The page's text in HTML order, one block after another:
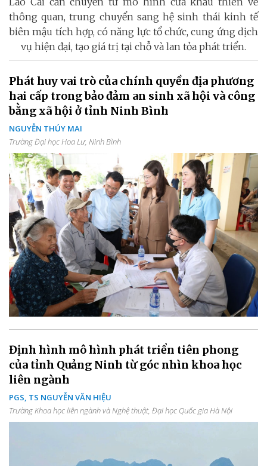
thông quan, trung chuyển sang hệ sinh thái kinh tế
biên mậu tích hợp, có năng lực tổ chức, cung ứng dịch
vụ hiện đại, tạo giá trị tại chỗ và lan tỏa phát triển.
Phát huy vai trò của chính quyền địa phương
hai cấp trong bảo đảm an sinh xã hội và công
bằng xã hội ở tỉnh Ninh Bình
NGUYỄN THÚY MAI
Trường Đại học Hoa Lư, Ninh Bình
Định hình mô hình phát triển tiên phong
của tỉnh Quảng Ninh từ góc nhìn khoa học
liên ngành
PGS, TS NGUYỄN VĂN HIỆU
Trường Khoa học liên ngành và Nghệ thuật, Đại học Quốc gia Hà Nội